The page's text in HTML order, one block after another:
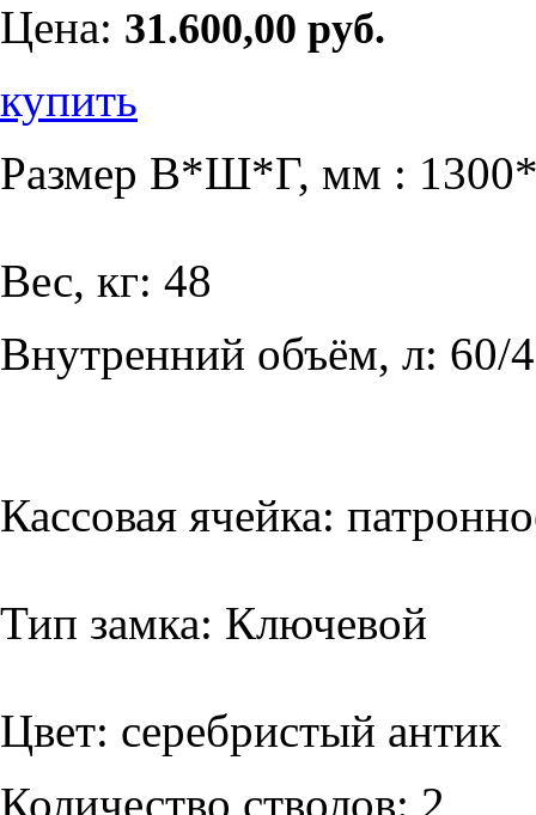
Цена: 31.600,00 руб.
купить
Размер В*Ш*Г, мм :
Вес, кг: 48
Внутренний объём, л: 60/4
Кассовая ячейка:
Тип замка: Ключевой
Цвет: серебристый антик
Количество стволов: 2